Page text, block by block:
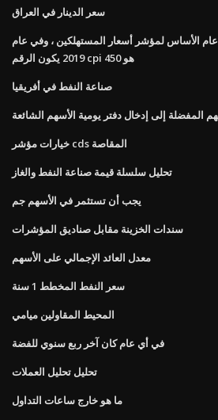
سعر الدينار في العراق
أن عام 1982 هو عام الأساس لمؤشر أسعار المستهلكين ، وفي عام
2019 يكون الرقم cpi هو 450
صناعة النفط في أفريقيا
المفضلة إلى إدخال دفتر يومية الأسهم الشائعة
خيارات مؤشر cds المقاصة
تحليل سلسلة قيمة صناعة النفط والغاز
يجب أن تستثمر في الأسهم جم
سندات الخزينة مقابل صناديق المؤشرات
معدل العائد الإجمالي على الأسهم
سعر النفط المخطط 1 سنة
المحيط المقاولين ميامي
في أي عام كان آخر ربع سنوي للفضة
تحليل تحليل العملات
ما هو خارج ساعات التداول